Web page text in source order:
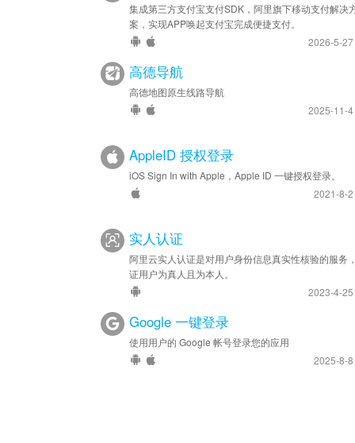
集成第三方支付宝支付SDK，阿里旗下移动支付解决
案，实现APP唤起支付宝完成便捷支付。
2026-5-
高德导航
高德地图原生线路导航
2025-11-
AppleID 授权登录
iOS Sign In with Apple，Apple ID 一键授权登录。
2021-8-
实人认证
阿里云实人认证是对用户身份信息真实性核验的服务
证用户为真人且为本人。
2023-4-
Google 一键登录
使用用户的 Google 帐号登录您的应用
2025-8-